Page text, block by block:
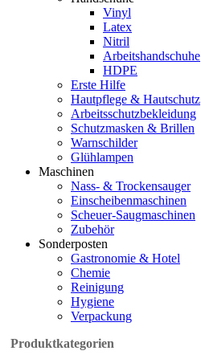
Vinyl
Latex
Nitril
Arbeitshandschuhe
HDPE
Erste Hilfe
Hautpflege & Hautschutz
Arbeitsschutzbekleidung
Schutzmasken & Brillen
Warnschilder
Glühlampen
Maschinen
Nass- & Trockensauger
Einscheibenmaschinen
Scheuer-Saugmaschinen
Zubehör
Sonderposten
Gastronomie & Hotel
Chemie
Reinigung
Hygiene
Verpackung
Produktkategorien